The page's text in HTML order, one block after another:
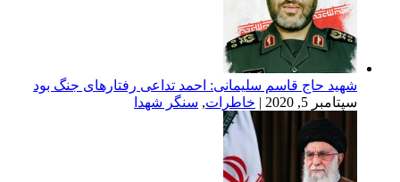
حاج قاسم سلیمانی: احمد تداعی رفتارهای جنگ بود
|خاطرات,سنگر شهدا